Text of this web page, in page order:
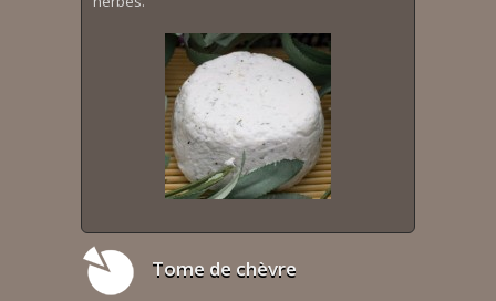
Tome de chèvre